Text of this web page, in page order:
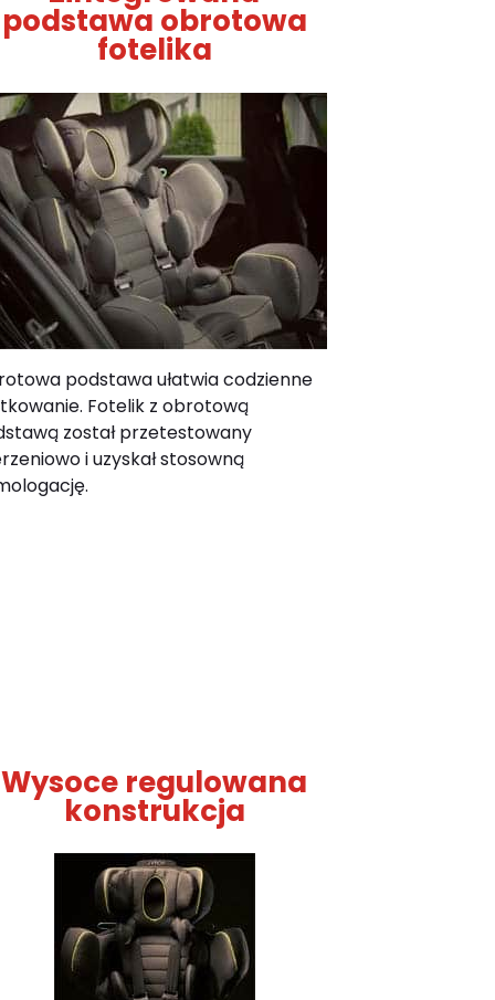
podstawa obrotowa
fotelika
podstawa ułatwia codzienne
Fotelik z obrotową
został przetestowany
i uzyskał stosowną
Wysoce regulowana
konstrukcja